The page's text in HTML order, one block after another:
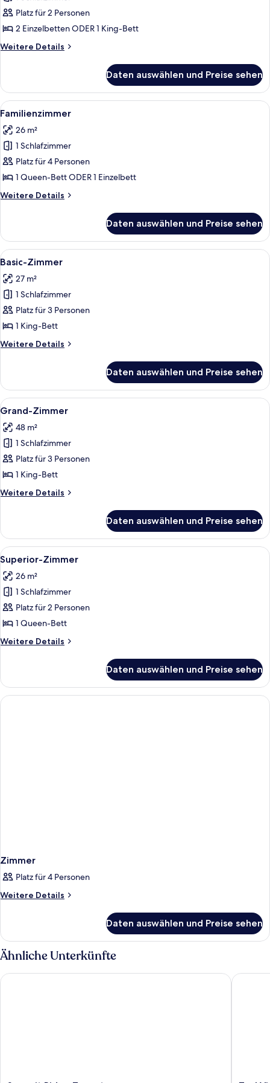
Zimmer
anzeigen
Platz für 2 Personen
2 Einzelbetten ODER 1 King-Bett
Weitere Details
Weitere
Zimmer
Daten auswählen und Preise sehen
Alle
Fotos
für
Familienzimmer
anzeigen
Ein Hotelzimmer mit Holzboden,
4
Familienzimmer
26 m²
1 Schlafzimmer
Platz für 4 Personen
1 Queen-Bett ODER 1 Einzelbett
Weitere Details
Weitere
Daten auswählen und Preise sehen
Alle
Fotos
für
Basic-
Zimmer
anzeigen
Ein modernes Schlafzimmer mit
5
Basic-Zimmer
27 m²
1 Schlafzimmer
Platz für 3 Personen
1 King-Bett
Weitere Details
Weitere
Zimmer
Daten auswählen und Preise sehen
Alle
Fotos
für
Grand-
Zimmer
anzeigen
Ein modernes Hotelzimmer mit
7
Grand-Zimmer
48 m²
1 Schlafzimmer
Platz für 3 Personen
1 King-Bett
Weitere Details
Weitere
Zimmer
Daten auswählen und Preise sehen
Alle
Fotos
für
Superior-
Zimmer
anzeigen
Ein Hotelzimmer mit Bett,
15
Superior-Zimmer
26 m²
1 Schlafzimmer
Platz für 2 Personen
1 Queen-Bett
Weitere Details
Weitere
Zimmer
Daten auswählen und Preise sehen
Zimmer
Platz für 4 Personen
Weitere Details
Weitere
Daten auswählen und Preise sehen
Ähnliche Unterkünfte
Summit Ridge Tagaytay Taal